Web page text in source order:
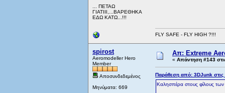
... ΠΕΤΑΩ
ΓΙΑΤΙΙΙ,...ΒΑΡΕΘΗΚΑ
ΕΔΩ ΚΑΤΩ...!!!
FLY SAFE - FLY HIGH ?!!!
spirost
Aeromodeller Hero
Member
Αποσυνδεδεμένος
Μηνύματα: 669
Απ: Extreme
« Απάντηση #143
Παράθεση από: 3DJunk
Καλησπέρα στους φίλους